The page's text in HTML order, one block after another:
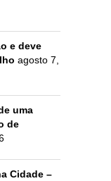
e deve
agosto 7,
uma
de
Cidade –